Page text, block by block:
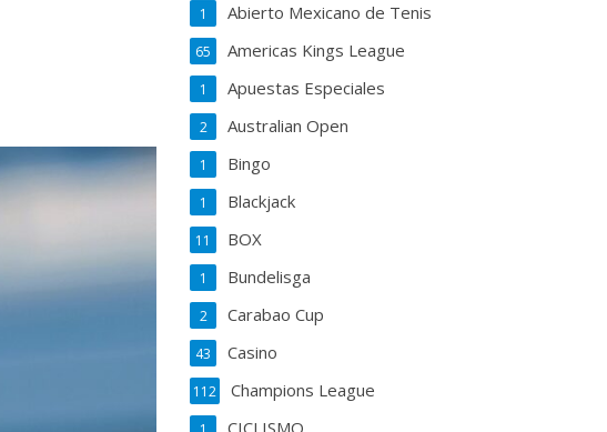
Abierto Mexicano de Tenis
1
Americas Kings League
65
Apuestas Especiales
1
Australian Open
2
Bingo
1
Blackjack
1
BOX
11
Bundelisga
1
Carabao Cup
2
Casino
43
Champions League
112
CICLISMO